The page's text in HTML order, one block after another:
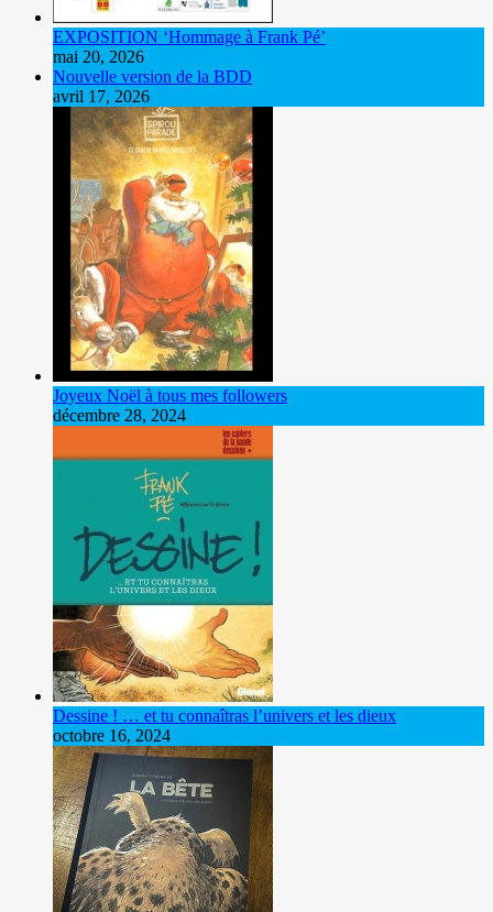
EXPOSITION ‘Hommage à Frank Pé’
mai 20, 2026
Nouvelle version de la BDD
avril 17, 2026
Joyeux Noël à tous mes followers
décembre 28, 2024
Dessine ! … et tu connaîtras l’univers et les dieux
octobre 16, 2024